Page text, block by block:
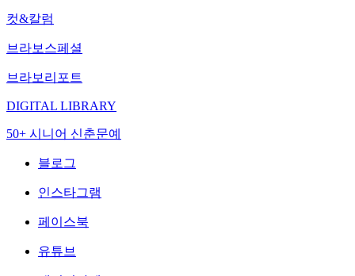
컷&칼럼
브라보스페셜
브라보리포트
DIGITAL LIBRARY
50+ 시니어 신춘문예
블로그
인스타그램
페이스북
유튜브